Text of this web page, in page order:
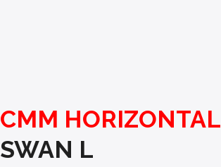
CMM HORIZONTAL
SWAN L